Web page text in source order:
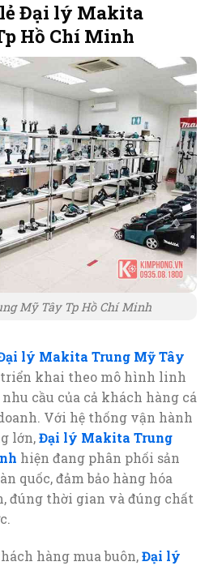
Đại lý Makita
Hồ Chí Minh
Mỹ Tây Tp Hồ Chí Minh
lý Makita Trung Mỹ Tây
khai theo mô hình linh
cầu của cả khách hàng cá
Với hệ thống vận hành
lớn,Đại lý Makita Trung
hiện đang phân phối sản
quốc, đảm bảo hàng hóa
đúng thời gian và đúng chất
hàng mua buôn,Đại lý